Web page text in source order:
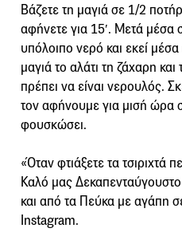
Βάζετε τη μαγιά σε 1/2
αφήνετε για 15′. Μετά μέσα
υπόλοιπο νερό και εκεί
μαγιά το αλάτι τη ζάχαρη
πρέπει να είναι νερουλός.
τον αφήνουμε για μισή ώρα
φουσκώσει.
«Όταν φτιάξετε τα τσιριχτά
Καλό μας
και από τα Πεύκα με αγάπη
Instagram.